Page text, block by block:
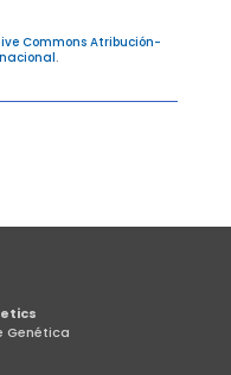
Commons Atribución-
.
Genética